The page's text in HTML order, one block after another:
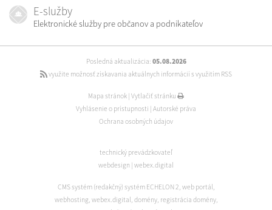
E-služby
Elektronické služby pre občanov a podnikateľov
Posledná aktualizácia: 05.08.2026
využite možnosť získavania aktuálnych informácií s využitím RSS
Mapa stránok Vytlačiť stránku
Vyhlásenie o prístupnosti Autorské práva
Ochrana osobných údajov
technický prevádzkovateľ
webdesign webex.digital
CMS systém (redakčný) systém ECHELON 2, web portál ,
webhosting, webex.digital , domény, registrácia domény,